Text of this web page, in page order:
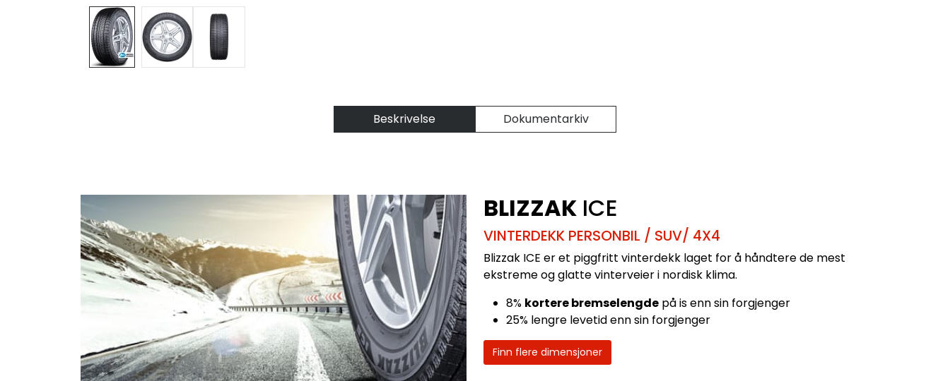
Beskrivelse Dokumentarkiv
BLIZZAK ICE
VINTERDEKK PERSONBIL / SUV/ 4X4
Blizzak ICE er et piggfritt vinterdekk laget for å håndtere de mest
ekstreme og glatte vinterveier i nordisk klima.
8% kortere bremselengde på is enn sin forgjenger
25% lengre levetid enn sin forgjenger
Finn flere dimensjoner